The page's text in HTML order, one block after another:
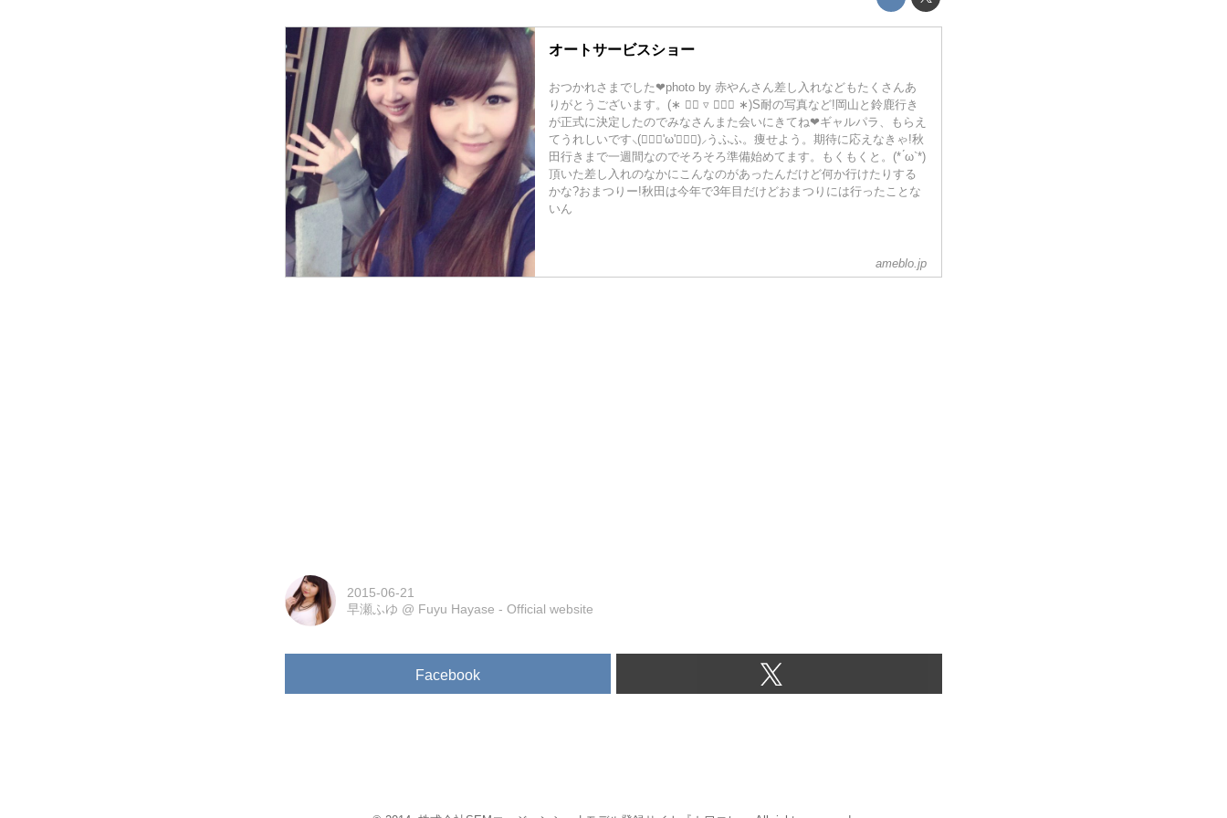
オートサービスショー
おつかれさまでした❤︎photo by 赤やんさん差し入れなどもたくさんあ
りがとうございます。(∗ ❛⃘ ▿ ❜⃘⃘ ∗)S耐の写真など!岡山と鈴鹿行き
が正式に決定したのでみなさんまた会いにきてね❤︎ギャルパラ、もらえ
てうれしいです⸜(๑⃙⃘'ω'๑⃙⃘)⸝うふふ。痩せよう。期待に応えなきゃ!秋
田行きまで一週間なのでそろそろ準備始めてます。もくもくと。(* ́ω`*)
頂いた差し入れのなかにこんなのがあったんだけど何か行けたりする
かな?おまつりー!秋田は今年で3年目だけどおまつりには行ったことな
いん
ameblo.jp
2015-06-21
早瀬ふゆ @ Fuyu Hayase - Official website
Facebook